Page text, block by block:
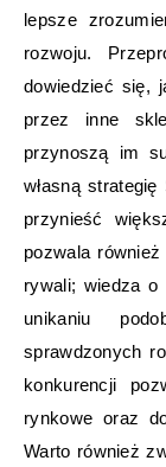
lepsze
rozwoju.
dowiedzieć się,
przez inne
przynoszą im
własną
przynieść
pozwala
rywali; wiedza
unikaniu
sprawdzonych
konkurencji
rynkowe oraz
Warto również